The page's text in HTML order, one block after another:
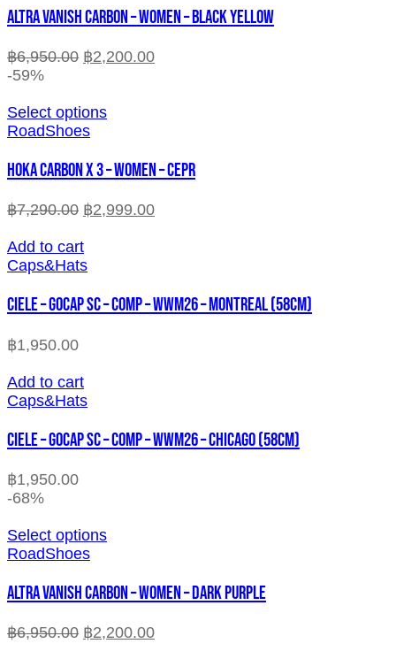
ALTRA VANISH CARBON – WOMEN – BLACK YELLOW
฿6,950.00 ฿2,200.00
-59%
Select options
RoadShoes
HOKA CARBON X 3 – WOMEN – CEPR
฿7,290.00 ฿2,999.00
Add to cart
Caps&Hats
CIELE – GOCAP SC – COMP – WWM26 – MONTREAL (58cm)
฿1,950.00
Add to cart
Caps&Hats
CIELE – GOCAP SC – COMP – WWM26 – CHICAGO (58cm)
฿1,950.00
-68%
Select options
RoadShoes
ALTRA VANISH CARBON – WOMEN – DARK PURPLE
฿6,950.00 ฿2,200.00